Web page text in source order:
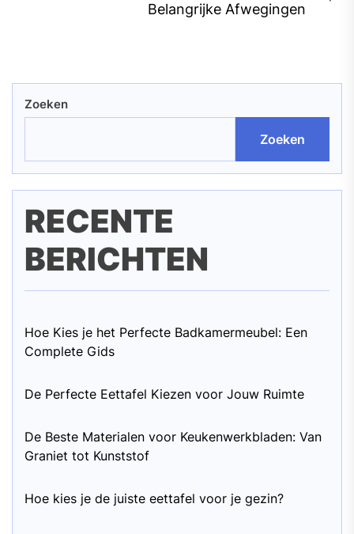
Belangrijke Afwegingen
Zoeken
Zoeken
RECENTE
BERICHTEN
Hoe Kies je het Perfecte Badkamermeubel: Een
Complete Gids
De Perfecte Eettafel Kiezen voor Jouw Ruimte
De Beste Materialen voor Keukenwerkbladen: Van
Graniet tot Kunststof
Hoe kies je de juiste eettafel voor je gezin?